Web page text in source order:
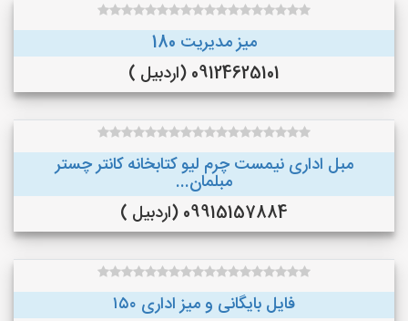
میز مدیریت 180
09124625101 (اردبیل )
مبل اداری نیمست چرم لیو کتابخانه کانتر چستر
مبلمان...
09915157884 (اردبیل )
فایل بایگانی و میز اداری ۱۵۰